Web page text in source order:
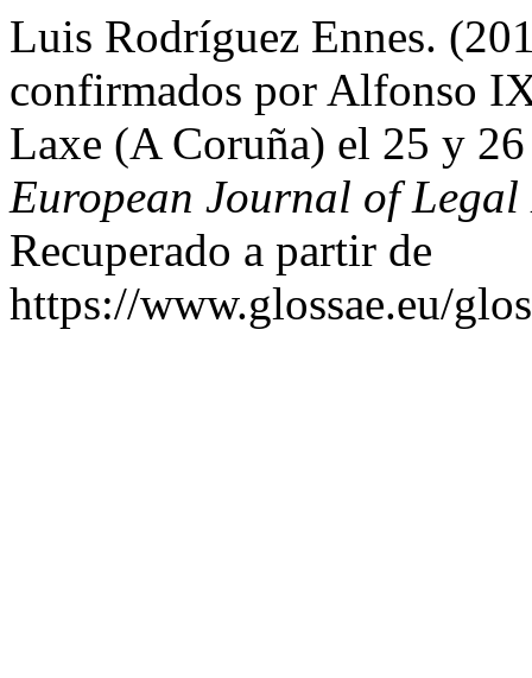
Luis Rodríguez Ennes.
confirmados por Alfonso
Laxe (A Coruña) el 25 y
European Journal of
Recuperado a partir de
https://www.glossae.eu/